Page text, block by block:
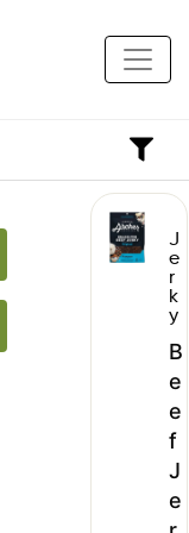
J
e
r
k
y
B
e
e
f
J
e